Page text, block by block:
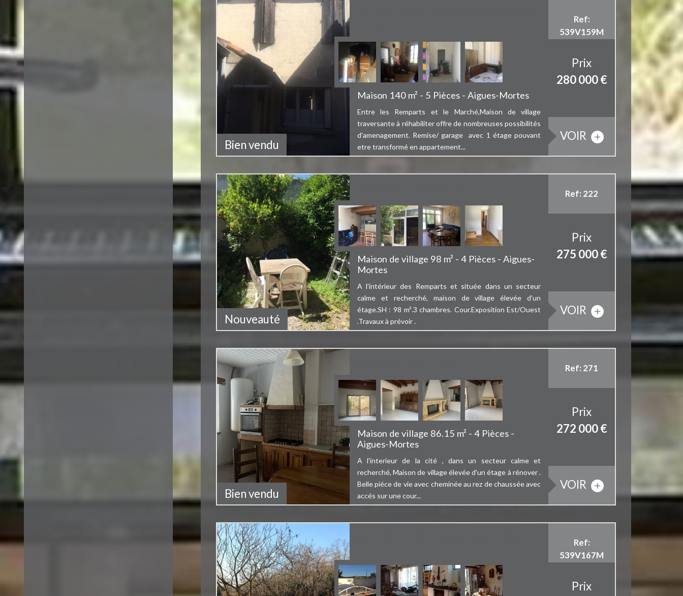
Bien vendu
Maison 140 m² - 5 Pièces - Aigues-Mortes
Entre les Remparts et le Marché,Maison de village
traversante à réhabiliter offre de nombreuses possibilités
d'amenagement. Remise/ garage avec 1 étage pouvant
etre transformé en appartement...
Ref:
539V159M
Prix
280 000€
VOIR
Bien vendu
Nouveauté
Maison de village 98 m² - 4 Pièces - Aigues-
Mortes
A l'intérieur des Remparts et située dans un secteur
calme et recherché, maison de village élevée d'un
étage.SH : 98 m².3 chambres. Cour.Exposition Est/Ouest
.Travaux à prévoir .
Ref: 222
Prix
275 000€
VOIR
Bien vendu
Maison de village 86.15 m² - 4 Pièces -
Aigues-Mortes
A l'interieur de la cité , dans un secteur calme et
recherché, Maison de village élevée d'un étage à rénover .
Belle piéce de vie avec cheminée au rez de chaussée avec
accés sur une cour...
Ref: 271
Prix
272 000€
VOIR
Ref:
539V167M
Prix